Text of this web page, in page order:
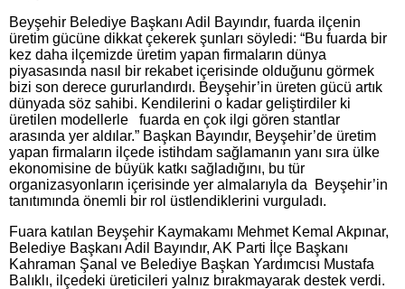
Beyşehir Belediye Başkanı Adil Bayındır, fuarda ilçenin
üretim gücüne dikkat çekerek şunları söyledi: “Bu fuarda bir
kez daha ilçemizde üretim yapan firmaların dünya
piyasasında nasıl bir rekabet içerisinde olduğunu görmek
bizi son derece gururlandırdı. Beyşehir’in üreten gücü artık
dünyada söz sahibi. Kendilerini o kadar geliştirdiler ki
üretilen modellerle fuarda en çok ilgi gören stantlar
arasında yer aldılar.” Başkan Bayındır, Beyşehir’de üretim
yapan firmaların ilçede istihdam sağlamanın yanı sıra ülke
ekonomisine de büyük katkı sağladığını, bu tür
organizasyonların içerisinde yer almalarıyla da Beyşehir’in
tanıtımında önemli bir rol üstlendiklerini vurguladı.
Fuara katılan Beyşehir Kaymakamı Mehmet Kemal Akpınar,
Belediye Başkanı Adil Bayındır, AK Parti İlçe Başkanı
Kahraman Şanal ve Belediye Başkan Yardımcısı Mustafa
Balıklı, ilçedeki üreticileri yalnız bırakmayarak destek verdi.